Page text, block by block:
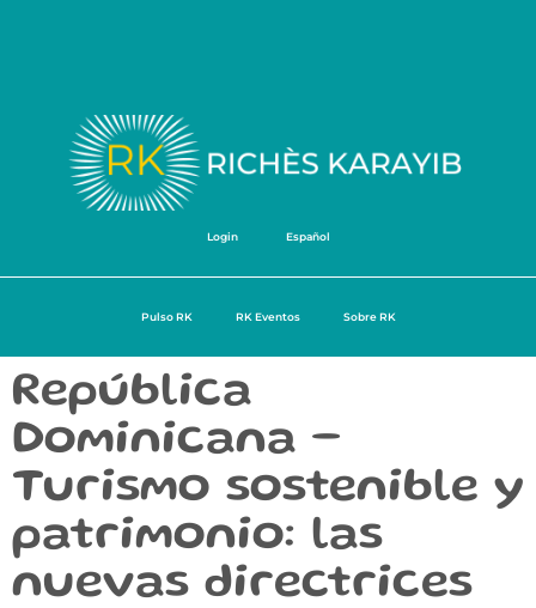
Login Español
Pulso RK RK Eventos Sobre RK
República
Dominicana –
Turismo sostenible y
patrimonio: las
nuevas directrices